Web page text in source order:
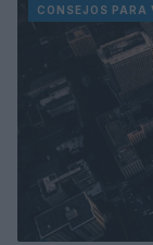
CONSEJOS PARA